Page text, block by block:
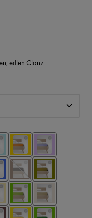
edlen Glanz